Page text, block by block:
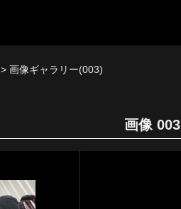
> 画像ギャラリー(003)
画像 003